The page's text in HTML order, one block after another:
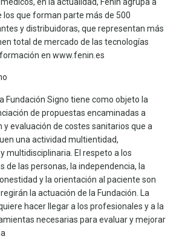
los que forman parte más de 500
y distribuidoras, que representan más
total de mercado de las tecnologías
en www.fenin.es
Fundación Signo tiene como objeto la
de propuestas encaminadas a
y evaluación de costes sanitarios que a
una actividad multientidad,
multidisciplinaria. El respeto a los
de las personas, la independencia, la
y la orientación al paciente son
la actuación de la Fundación. La
hacer llegar a los profesionales y a la
necesarias para evaluar y mejorar